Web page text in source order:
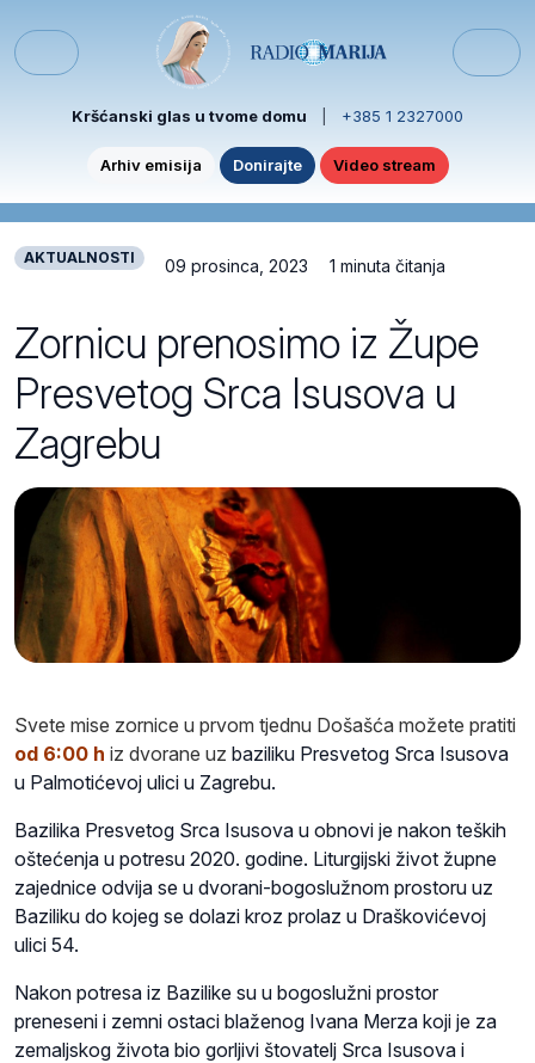
Menu
Kršćanski glas u tvome domu +385 1 2327000
Arhiv emisija Donirajte Video stream
AKTUALNOSTI 09 prosinca, 2023 1 minuta čitanja
Zornicu prenosimo iz Župe
Presvetog Srca Isusova u
Zagrebu
Svete mise zornice u prvom tjednu Došašća možete pratiti
od 6:00 h iz dvorane uz baziliku Presvetog Srca Isusova
u Palmotićevoj ulici u Zagrebu.
Bazilika Presvetog Srca Isusova u obnovi je nakon teških
oštećenja u potresu 2020. godine. Liturgijski život župne
zajednice odvija se u dvorani-bogoslužnom prostoru uz
Baziliku do kojeg se dolazi kroz prolaz u Draškovićevoj
ulici 54.
Nakon potresa iz Bazilike su u bogoslužni prostor
preneseni i zemni ostaci blaženog Ivana Merza koji je za
zemaljskog života bio gorljivi štovatelj Srca Isusova i